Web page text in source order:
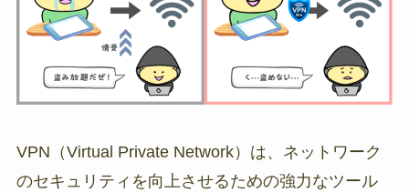
VPN（Virtual Private Network）は、ネットワーク
のセキュリティを向上させるための強力なツール